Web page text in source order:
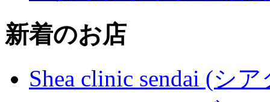
新着のお店
Shea clinic sendai (シ